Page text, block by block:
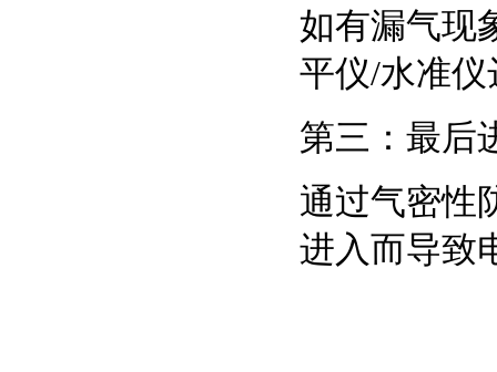
如有漏气现
平仪/水准
第三：最后
通过气密性
进入而导致